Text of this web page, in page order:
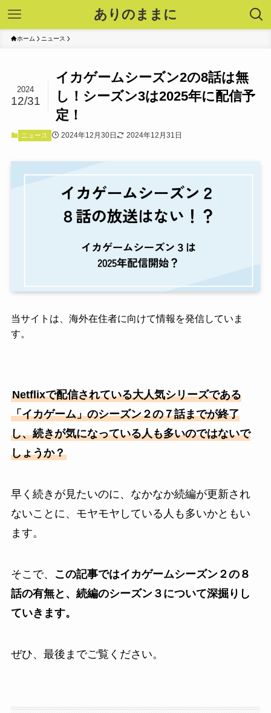
ありのままに
ホーム ニュース
イカゲームシーズン2の8話は無
し！シーズン3は2025年に配信予
定！
2024
12/31
ニュース 2024年12月30日 2024年12月31日
当サイトは、海外在住者に向けて情報を発信していま
す。
Netflixで配信されている大人気シリーズである
「イカゲーム」のシーズン２の７話までが終了
し、続きが気になっている人も多いのではないで
しょうか？
早く続きが見たいのに、なかなか続編が更新され
ないことに、モヤモヤしている人も多いかともい
ます。
そこで、
この記事ではイカゲームシーズン２の８
話の有無と、続編のシーズン３について深掘りし
ていきます。
ぜひ、最後までご覧ください。